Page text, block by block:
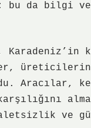
bu da bilgi ve
Karadeniz’in
üreticilerin
Aracılar,
ve